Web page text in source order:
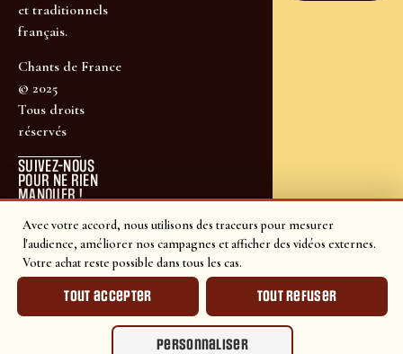
Avec votre accord, nous utilisons des traceurs pour mesurer
l'audience, améliorer nos campagnes et afficher des vidéos externes.
Votre achat reste possible dans tous les cas.
Tout accepter Tout refuser
Personnaliser
et traditionnels
français.
Chants de France
© 2025
Tous droits
réservés
SUIVEZ-NOUS
POUR NE RIEN
MANQUER !